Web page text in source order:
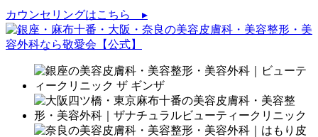
カウンセリングはこちら ▸